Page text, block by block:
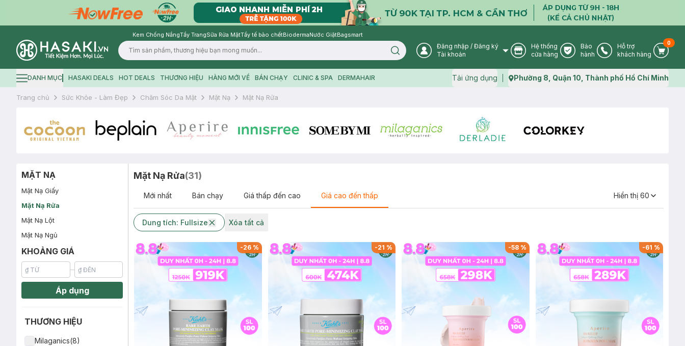
Kem Chống NắngTẩy TrangSữa Rửa MặtTẩy tế bào chếtBiodermaNước GiặtBagsmart
Logo
Search icon User Icon
Đăng nhập / Đăng ký
Tài khoản
Store Icon
Hệ thống
cửa hàng
Warranty Icon
Bảo
hành
Phone Icon
Hỗ trợ
khách hàng
Cart
0
Hamburger icon
DANH MỤC HASAKI DEALS HOT DEALS THƯƠNG HIỆU HÀNG MỚI VỀ BÁN CHẠY CLINIC & SPA DERMAHAIR Tải ứng dụng Map icon
Phường 8, Quận 10, Thành phố Hồ Chí Minh
Trang chủ Sức Khỏe - Làm Đẹp Chăm Sóc Da Mặt Mặt Nạ Mặt Nạ Rửa
MẶT NẠ
Mặt Nạ Giấy
Mặt Nạ Rửa
Mặt Nạ Lột
Mặt Nạ Ngủ
KHOẢNG GIÁ
Áp dụng
THƯƠNG HIỆU
Milaganics(8)
Mặt Nạ Rửa(31)
Mới nhất Bán chạy Giá thấp đến cao Giá cao đến thấp Hiển thị 60
Dung tích: Fullsize Xóa tất cả
-26% -21 % -58% -61 %